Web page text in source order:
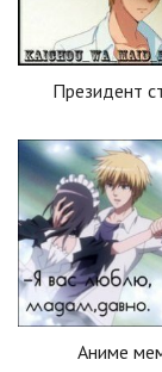
Президент
Аниме